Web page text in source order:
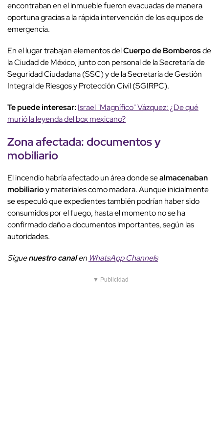
encontraban en el inmueble fueron evacuadas de manera
oportuna gracias a la rápida intervención de los equipos de
emergencia.
En el lugar trabajan elementos delCuerpo de Bomberosde
la Ciudad de México, junto con personal de la Secretaría de
Seguridad Ciudadana (SSC) y de la Secretaría de Gestión
Integral de Riesgos y Protección Civil (SGIRPC).
Te puede interesar: Israel "Magnífico" Vázquez: ¿De qué
murió la leyenda del box mexicano?
Zona afectada: documentos y
mobiliario
El incendio habría afectado un área donde sealmacenaban
mobiliarioy materiales como madera. Aunque inicialmente
se especuló que expedientes también podrían haber sido
consumidos por el fuego, hasta el momento no se ha
confirmado daño a documentos importantes, según las
autoridades.
Siguenuestro canalen WhatsApp Channels
▼ Publicidad